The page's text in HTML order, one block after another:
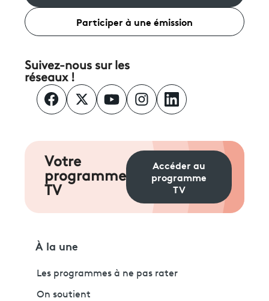
Participer à une émission
Suivez-nous sur les
réseaux !
Votre
programme
TV
Accéder au
programme
TV
À la une
Les programmes à ne pas rater
On soutient